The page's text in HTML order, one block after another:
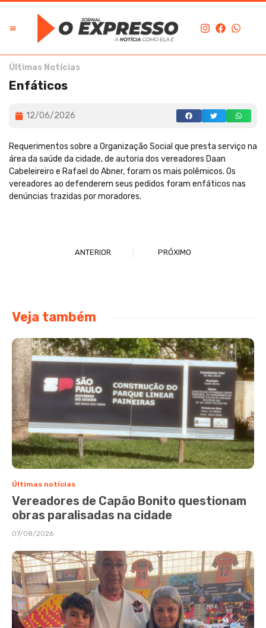
Últimas Notícias
Enfáticos
12/06/2026
Requerimentos sobre a Organização Social que presta serviço na
área da saúde da cidade, de autoria dos vereadores Daan
Cabeleireiro e Rafael do Abner, foram os mais polêmicos. Os
vereadores ao defenderem seus pedidos foram enfáticos nas
denúncias trazidas por moradores.
ANTERIOR PRÓXIMO
Veja também
Últimas notícias
Vereadores de Capão Bonito questionam
obras paralisadas na cidade
07/08/2026